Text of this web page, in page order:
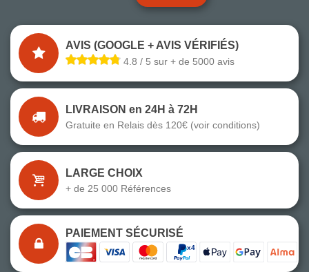
AVIS (GOOGLE + AVIS VÉRIFIÉS)
4.8 / 5 sur + de 5000 avis
LIVRAISON en 24H à 72H
Gratuite en Relais dès 120€ (voir conditions)
LARGE CHOIX
+ de 25 000 Références
PAIEMENT SÉCURISÉ